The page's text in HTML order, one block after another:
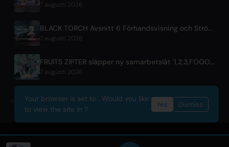
7 augusti 2026
BLACK TORCH Avsnitt 6 Förhandsvisning och Strömmningsinformation
7 augusti 2026
FRUITS ZIPTER släpper ny samarbetslåt '1,2,3,FOOOOUR'
7 augusti 2026
© 2026 OnlyHit. All rights reserved. - Metadata provided byACRCloud
Your browser is set to . Would you like
to view the site in ?
Yes Dismiss